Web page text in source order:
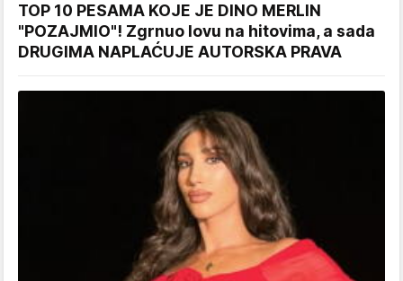
TOP 10 PESAMA KOJE JE DINO MERLIN
"POZAJMIO"! Zgrnuo lovu na hitovima, a sada
DRUGIMA NAPLAĆUJE AUTORSKA PRAVA